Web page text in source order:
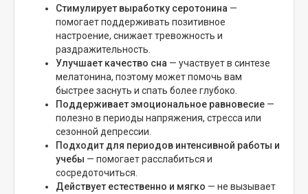
Стимулирует выработку серотонина —
помогает поддерживать позитивное
настроение, снижает тревожность и
раздражительность.
Улучшает качество сна — участвует в синтезе
мелатонина, поэтому может помочь вам
быстрее заснуть и спать более глубоко.
Поддерживает эмоциональное равновесие —
полезно в периоды напряжения, стресса или
сезонной депрессии.
Подходит для периодов интенсивной работы и
учебы — помогает расслабиться и
сосредоточиться.
Действует естественно и мягко — не вызывает